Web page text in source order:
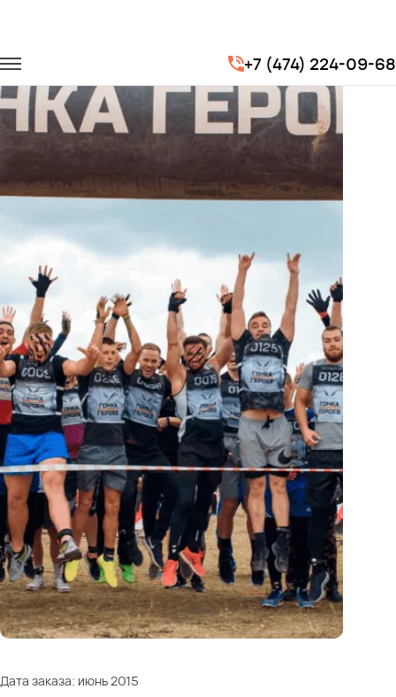
+7 (474) 224-09-68
Городские перевозки
Дата заказа: июнь 2015